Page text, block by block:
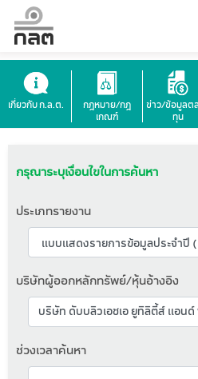
เกี่ยวกับ ก.ล.ต.
กฎหมาย/กฎ
เกณฑ์
ข่าว/ข้อมูลต
ทุน
กรุณาระบุเงื่อนไขในการค้นหา
ประเภทรายงาน
บริษัทผู้ออกหลักทรัพย์/หุ้นอ้างอิง
ช่วงเวลาค้นหา